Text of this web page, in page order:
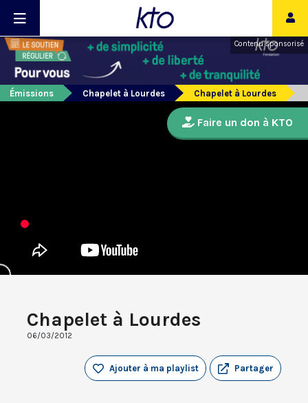
Contenu sponsorisé
Émissions Chapelet à Lourdes Chapelet à Lourdes
Chapelet à Lourdes
06/03/2012
Partager
Ajouter à ma playlist
Faire un don à KTO